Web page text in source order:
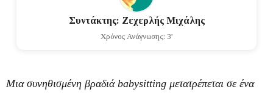
Συντάκτης: Ζεχερλής Μιχάλης
Χρόνος Ανάγνωσης: 3'
Μια συνηθισμένη βραδιά babysitting μετατρέπεται σε ένα